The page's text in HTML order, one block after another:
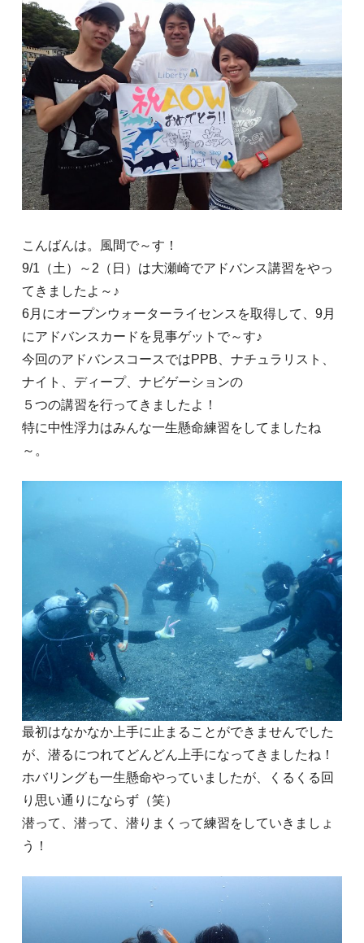
こんばんは。風間で～す！
9/1（土）～2（日）は大瀬崎でアドバンス講習をやっ
てきましたよ～♪
6月にオープンウォーターライセンスを取得して、9月
にアドバンスカードを見事ゲットで～す♪
今回のアドバンスコースではPPB、ナチュラリスト、
ナイト、ディープ、ナビゲーションの
５つの講習を行ってきましたよ！
特に中性浮力はみんな一生懸命練習をしてましたね
～。
最初はなかなか上手に止まることができませんでした
が、潜るにつれてどんどん上手になってきましたね！
ホバリングも一生懸命やっていましたが、くるくる回
り思い通りにならず（笑）
潜って、潜って、潜りまくって練習をしていきましょ
う！